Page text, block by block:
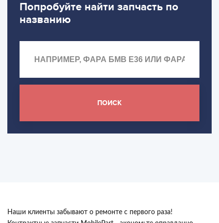
Попробуйте найти запчасть по
названию
ПОИСК
Наши клиенты забывают о ремонте с первого раза!